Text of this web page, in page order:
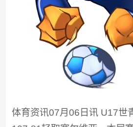
体育资讯07月06日讯 U17世